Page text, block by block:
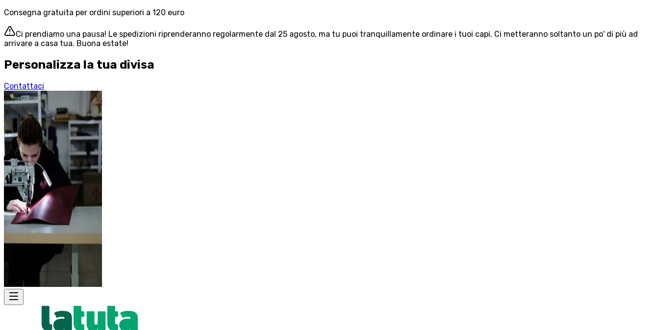
Consegna gratuita per ordini superiori a 120 euro
Ci prendiamo una pausa! Le spedizioni riprenderanno regolarmente dal 25 agosto, ma tu puoi tranquillamente ordinare i tuoi capi. Ci metteranno soltanto un po' di più ad
arrivare a casa tua. Buona estate!
Personalizza la tua divisa
Contattaci